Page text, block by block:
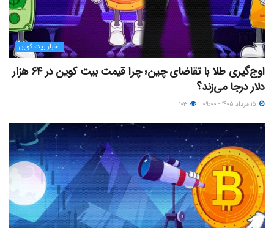
اخبار بیت کوین
اوج‌گیری طلا با تقاضای چین؛ چرا قیمت بیت کوین در ۶۴ هزار
دلار درجا می‌زند؟